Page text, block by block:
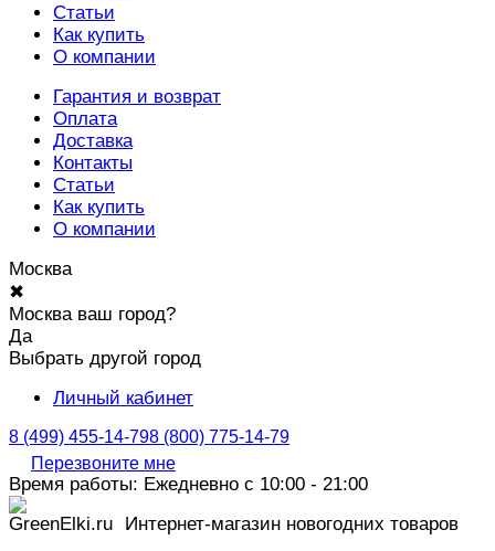
Статьи
Как купить
О компании
Гарантия и возврат
Оплата
Доставка
Контакты
Статьи
Как купить
О компании
Москва
✖
Москва ваш город?
Да
Выбрать другой город
Личный кабинет
8 (499) 455-14-798 (800) 775-14-79
Перезвоните мне
Время работы: Ежедневно с 10:00 - 21:00
Интернет-магазин новогодних товаров